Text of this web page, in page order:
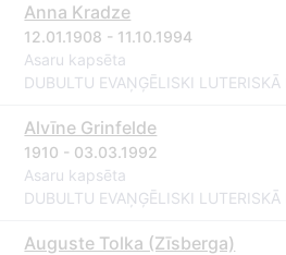
Anna Kradze
12.01.1908 - 11.10.1994
Asaru kapsēta
DUBULTU EVAŅĢĒLISKI LUTERISKĀ
Alvīne Grinfelde
1910 - 03.03.1992
Asaru kapsēta
DUBULTU EVAŅĢĒLISKI LUTERISKĀ
Auguste Tolka (Zīsberga)